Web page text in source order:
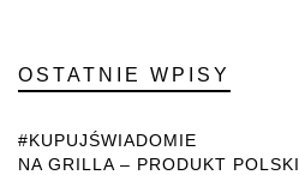
OSTATNIE WPISY
#KUPUJŚWIADOMIE
NA GRILLA – PRODUKT POLSKI